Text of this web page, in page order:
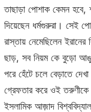
তাছাড়া পোশাক কেমন হবে,
দিয়েছেন ধর্মগুরুরা। সেই
রাস্তায় নেমেছিলেন
ছাড়, সব নিয়ম কে বুড়ো আঙুল
পরে হেঁটে চলে বেড়াতে
গ্রেফতার করে ওই
ইসলামিক আজ়াদ